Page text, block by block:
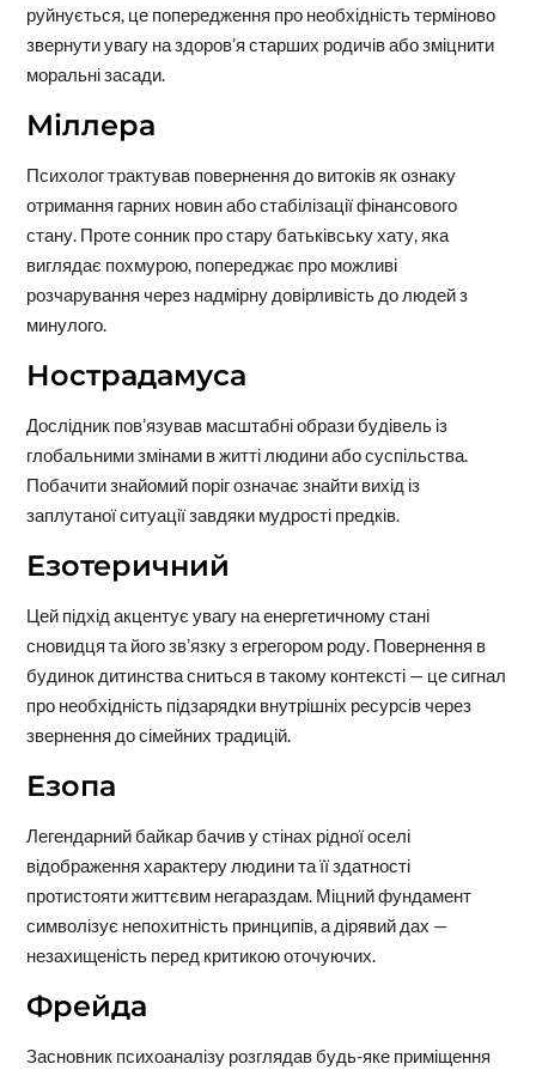
руйнується, це попередження про необхідність терміново
звернути увагу на здоров’я старших родичів або зміцнити
моральні засади.
Міллера
Психолог трактував повернення до витоків як ознаку
отримання гарних новин або стабілізації фінансового
стану. Проте сонник про стару батьківську хату, яка
виглядає похмурою, попереджає про можливі
розчарування через надмірну довірливість до людей з
минулого.
Нострадамуса
Дослідник пов’язував масштабні образи будівель із
глобальними змінами в житті людини або суспільства.
Побачити знайомий поріг означає знайти вихід із
заплутаної ситуації завдяки мудрості предків.
Езотеричний
Цей підхід акцентує увагу на енергетичному стані
сновидця та його зв’язку з егрегором роду. Повернення в
будинок дитинства сниться в такому контексті — це сигнал
про необхідність підзарядки внутрішніх ресурсів через
звернення до сімейних традицій.
Езопа
Легендарний байкар бачив у стінах рідної оселі
відображення характеру людини та її здатності
протистояти життєвим негараздам. Міцний фундамент
символізує непохитність принципів, а дірявий дах —
незахищеність перед критикою оточуючих.
Фрейда
Засновник психоаналізу розглядав будь-яке приміщення